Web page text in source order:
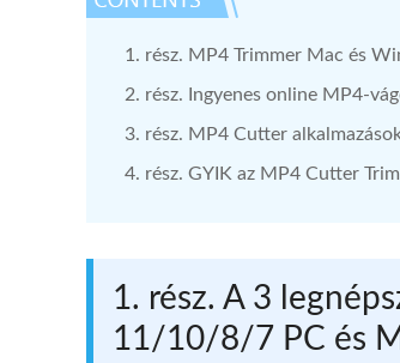
1. rész. MP4 Trimmer Mac és
2. rész. Ingyenes online MP4-
3. rész. MP4 Cutter
4. rész. GYIK az MP4 Cutter
1. rész. A 3
11/10/8/7 PC és